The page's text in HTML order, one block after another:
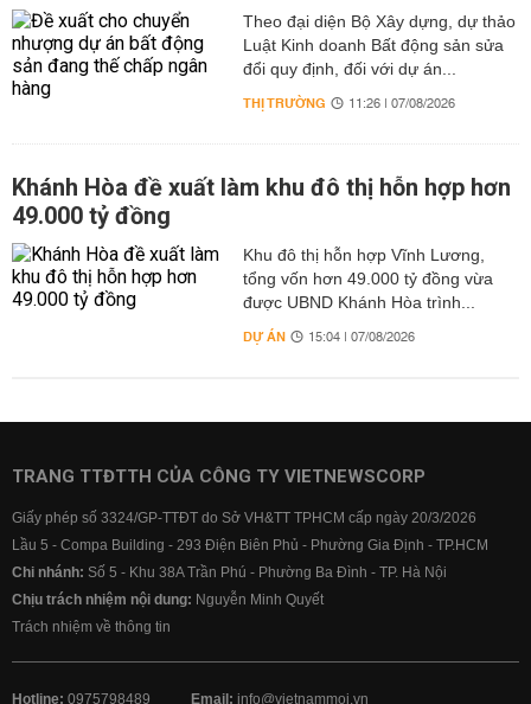
Theo đại diện Bộ Xây dựng, dự thảo
Luật Kinh doanh Bất động sản sửa
đổi quy định, đối với dự án...
THỊ TRƯỜNG 11:26 | 07/08/2026
Khánh Hòa đề xuất làm khu đô thị hỗn hợp hơn
49.000 tỷ đồng
Khu đô thị hỗn hợp Vĩnh Lương,
tổng vốn hơn 49.000 tỷ đồng vừa
được UBND Khánh Hòa trình...
DỰ ÁN 15:04 | 07/08/2026
TRANG TTĐTTH CỦA CÔNG TY VIETNEWSCORP
Giấy phép số 3324/GP-TTĐT do Sở VH&TT TPHCM cấp ngày 20/3/2026
Lầu 5 - Compa Building - 293 Điện Biên Phủ - Phường Gia Định - TP.HCM
Chi nhánh: Số 5 - Khu 38A Trần Phú - Phường Ba Đình - TP. Hà Nội
Chịu trách nhiệm nội dung: Nguyễn Minh Quyết
Trách nhiệm về thông tin
Hotline: 0975798489 Email: info@vietnammoi.vn